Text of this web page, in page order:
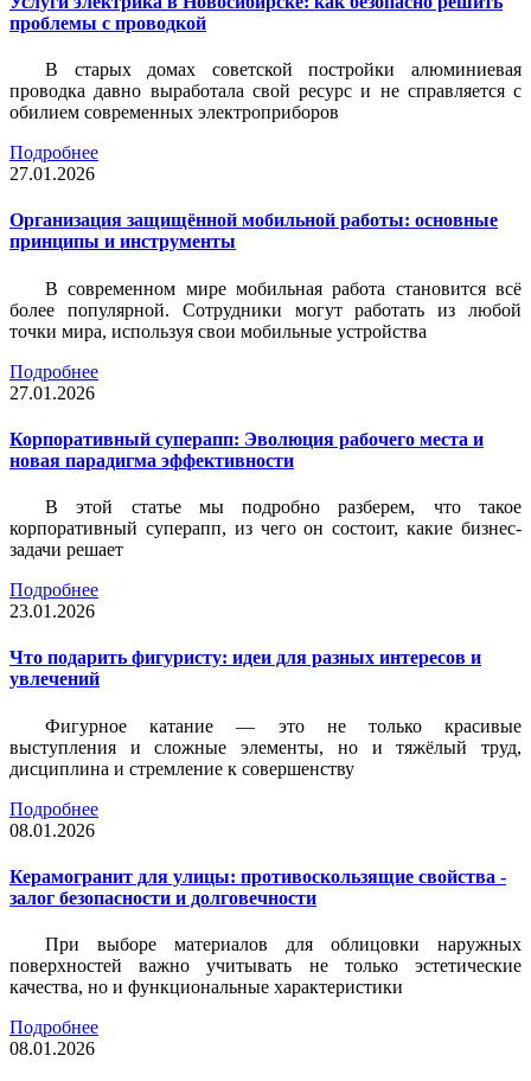
проблемы с проводкой
В старых домах советской постройки алюминиевая
проводка давно выработала свой ресурс и не справляется с
обилием современных электроприборов
Подробнее
27.01.2026
Организация защищённой мобильной работы: основные
принципы и инструменты
В современном мире мобильная работа становится всё
более популярной. Сотрудники могут работать из любой
точки мира, используя свои мобильные устройства
Подробнее
27.01.2026
Корпоративный суперапп: Эволюция рабочего места и
новая парадигма эффективности
В этой статье мы подробно разберем, что такое
корпоративный суперапп, из чего он состоит, какие бизнес-
задачи решает
Подробнее
23.01.2026
Что подарить фигуристу: идеи для разных интересов и
увлечений
Фигурное катание — это не только красивые
выступления и сложные элементы, но и тяжёлый труд,
дисциплина и стремление к совершенству
Подробнее
08.01.2026
Керамогранит для улицы: противоскользящие свойства -
залог безопасности и долговечности
При выборе материалов для облицовки наружных
поверхностей важно учитывать не только эстетические
качества, но и функциональные характеристики
Подробнее
08.01.2026